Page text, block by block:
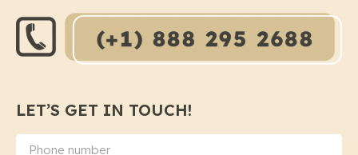
LET’S GET IN TOUCH!